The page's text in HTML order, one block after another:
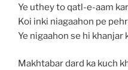
Ye uthey to qatl-e-aam
Koi inki niagaahon pe
Ye nigaahon se hi khanjar
Makhtabar dard ka kuch